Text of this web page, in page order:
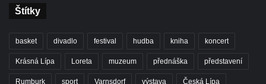
Štítky
basket divadlo festival hudba kniha koncert
Krásná Lípa Loreta muzeum přednáška představení
Rumburk sport Varnsdorf výstava Česká Lípa